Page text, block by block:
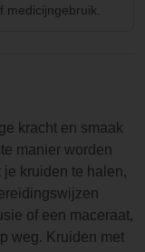
medicijngebruik.
kracht en smaak
manier worden
je kruiden te halen,
of een maceraat,
weg. Kruiden met